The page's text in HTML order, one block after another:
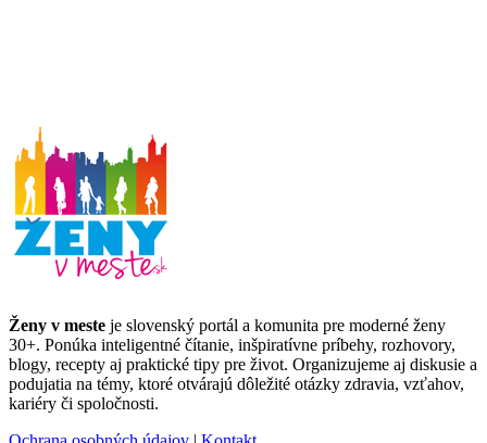
Ženy v meste je slovenský portál a komunita pre moderné ženy
30+. Ponúka inteligentné čítanie, inšpiratívne príbehy, rozhovory,
blogy, recepty aj praktické tipy pre život. Organizujeme aj diskusie a
podujatia na témy, ktoré otvárajú dôležité otázky zdravia, vzťahov,
kariéry či spoločnosti.